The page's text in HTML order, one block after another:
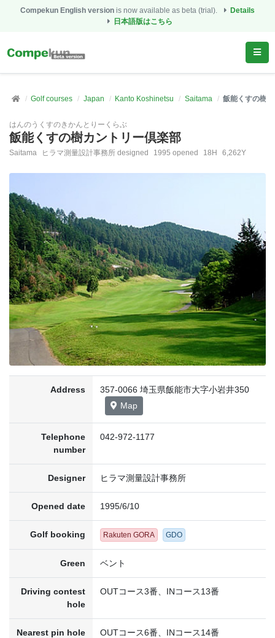
Compekun English version is now available as beta (trial).
Details
日本語版はこちら
Golf courses Japan Kanto Koshinetsu Saitama 飯能くすの樹
はんのうくすのきかんとりーくらぶ
飯能くすの樹カントリー倶楽部
Saitama ヒラマ測量設計事務所 designed 1995 opened 18H 6,262Y
Address
357-0066 埼玉県飯能市大字小岩井350
Map
Telephone
number
042-972-1177
Designer ヒラマ測量設計事務所
Opened date 1995/6/10
Golf booking Rakuten GORA GDO
Green ベント
Driving contest
hole
OUTコース3番、INコース13番
Nearest pin hole OUTコース6番、INコース14番